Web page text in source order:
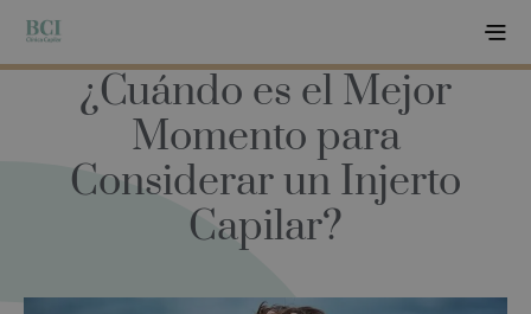
¿Cuándo es el Mejor
Momento para
Considerar un Injerto
Capilar?